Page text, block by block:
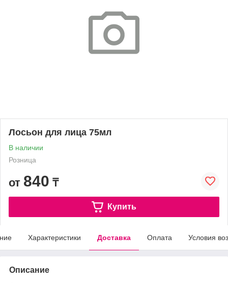
Лосьон для лица 75мл
В наличии
Розница
от 840 ₸
Купить
Характеристики Доставка Оплата Условия
Описание